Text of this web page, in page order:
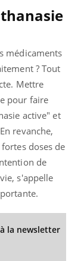
médicaments
? Tout
Mettre
pour faire
active" et
revanche,
doses de
de
s'appelle
la newsletter